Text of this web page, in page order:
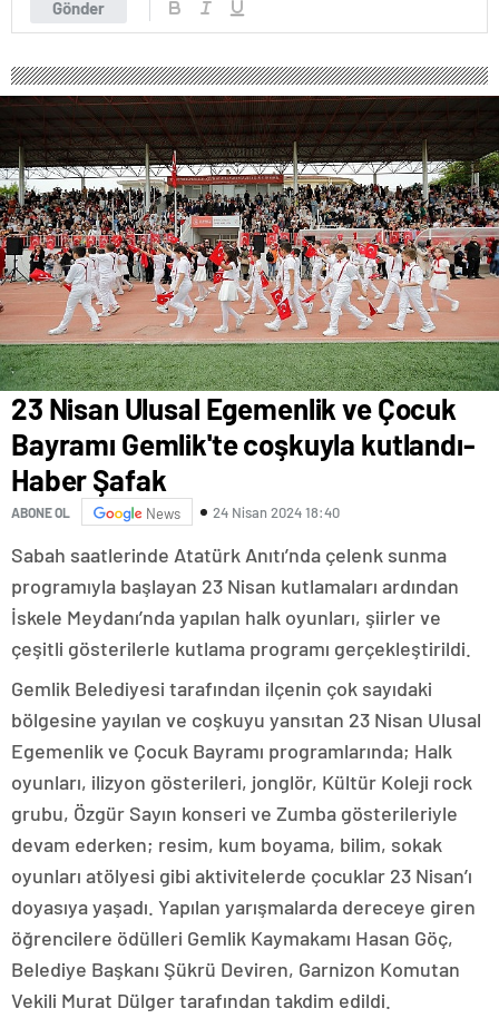
Gönder
23 Nisan Ulusal Egemenlik ve Çocuk
Bayramı Gemlik'te coşkuyla kutlandı-
Haber Şafak
ABONE OL News 24 Nisan 2024 18:40
Sabah saatlerinde Atatürk Anıtı’nda çelenk sunma
programıyla başlayan 23 Nisan kutlamaları ardından
İskele Meydanı’nda yapılan halk oyunları, şiirler ve
çeşitli gösterilerle kutlama programı gerçekleştirildi.
Gemlik Belediyesi tarafından ilçenin çok sayıdaki
bölgesine yayılan ve coşkuyu yansıtan 23 Nisan Ulusal
Egemenlik ve Çocuk Bayramı programlarında; Halk
oyunları, ilizyon gösterileri, jonglör, Kültür Koleji rock
grubu, Özgür Sayın konseri ve Zumba gösterileriyle
devam ederken; resim, kum boyama, bilim, sokak
oyunları atölyesi gibi aktivitelerde çocuklar 23 Nisan’ı
doyasıya yaşadı. Yapılan yarışmalarda dereceye giren
öğrencilere ödülleri Gemlik Kaymakamı Hasan Göç,
Belediye Başkanı Şükrü Deviren, Garnizon Komutan
Vekili Murat Dülger tarafından takdim edildi.